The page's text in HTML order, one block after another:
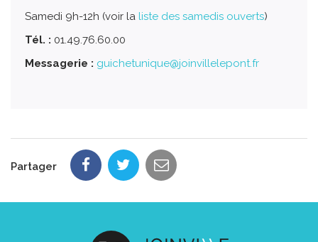
Samedi 9h-12h (voir la liste des samedis ouverts)
Tél. : 01.49.76.60.00
Messagerie : guichetunique@joinvillelepont.fr
Partager